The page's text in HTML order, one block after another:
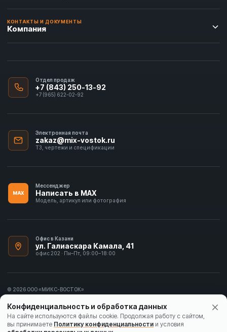
КОНТАКТЫ И ДОКУМЕНТЫ
Компания
Отдел продаж
+7 (843) 250-13-92
+7 (965) 622-02-92
Электронная почта
zakaz@mix-vostok.ru
ТЗ, чертежи и спецификации
MAX
Мессенджер
Написать в MAX
Модель, артикул или фотография
Офис в Казани
ул. Галиаскара Камала, 41
офис 202 · Пн–Пт, 09:00–18:00
© 2026 ООО «МИКС-ВОСТОК»
Политика конфиденциальности
Согласие на обработку данных
Конфиденциальность и обработка данных
На сайте используются файлы cookie. Продолжая работу с сайтом,
вы принимаете Политику конфиденциальности и условия